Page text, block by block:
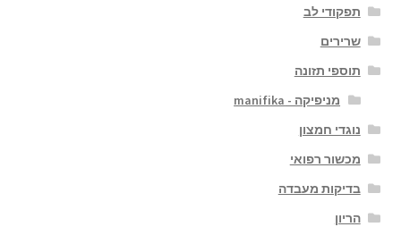
תפקודי לב
שרירים
תוספי תזונה
מניפיקה - manifika
נוגדי חמצון
מכשור רפואי
בדיקות מעבדה
הריון